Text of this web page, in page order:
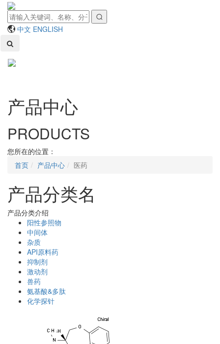
中文 ENGLISH
产品中心
PRODUCTS
您所在的位置：
首页
产品中心 医药
产品分类名
产品分类介绍
阳性参照物
中间体
杂质
API原料药
抑制剂
激动剂
兽药
氨基酸&多肽
化学探针